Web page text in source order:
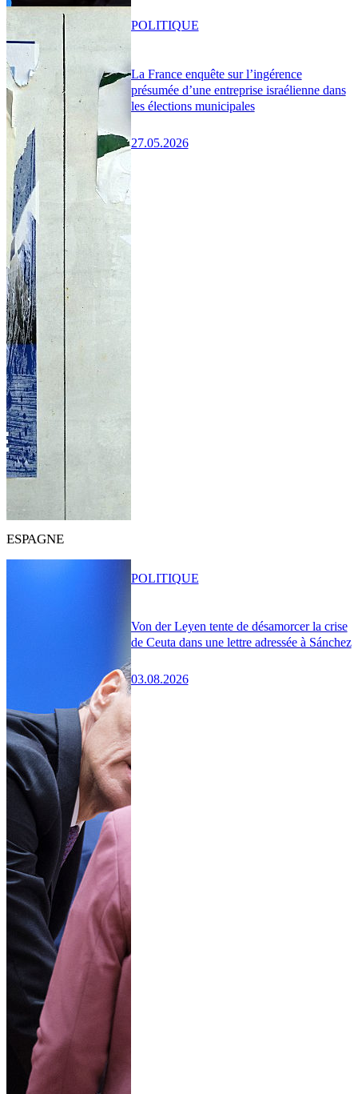
La France enquête sur l’ingérence
présumée d’une entreprise israélienne dans
les élections municipales
27.05.2026
POLITIQUE
ESPAGNE
Von der Leyen tente de désamorcer la crise
de Ceuta dans une lettre adressée à Sánchez
03.08.2026
POLITIQUE